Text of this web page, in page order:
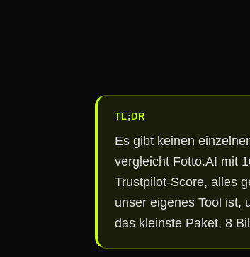
TL;DR
Es gibt keinen
vergleicht Fotto.AI mit
Trustpilot-Score, alles
unser eigenes Tool ist,
das kleinste Paket, 8